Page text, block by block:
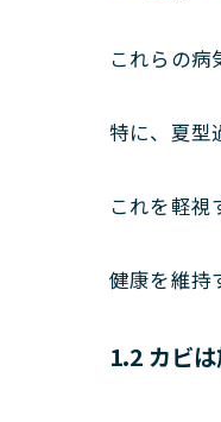
これらの病
特に、夏型
これを軽視
健康を維持
1.2 カビ